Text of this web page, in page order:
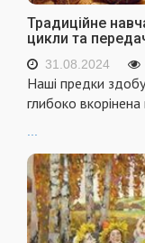
Традиційне
цикли та
31.08.2024
Наші предки
глибоко вкорінена